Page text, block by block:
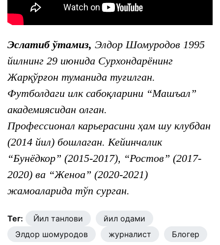
Эслатиб ўтамиз, Элдор Шомуродов 1995
йилнинг 29 июнида Сурхондарёнинг
Жарқўрғон туманида туғилган.
Футболдаги илк сабоқларини “Машъал”
академиясидан олган.
Профессионал карьерасини ҳам шу клубдан
(2014 йил) бошлаган. Кейинчалик
“Бунёдкор” (2015-2017), “Ростов” (2017-
2020) ва “Женоа” (2020-2021)
жамоаларида тўп сурган.
Тег: Йил танлови
йил одами
Элдор шомуродов
журналист Блогер